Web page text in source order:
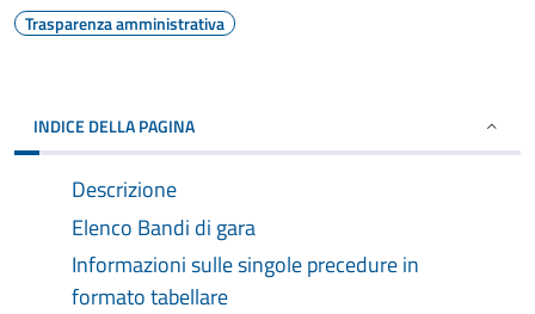
Trasparenza amministrativa
INDICE DELLA PAGINA
Descrizione
Elenco Bandi di gara
Informazioni sulle singole precedure in
formato tabellare